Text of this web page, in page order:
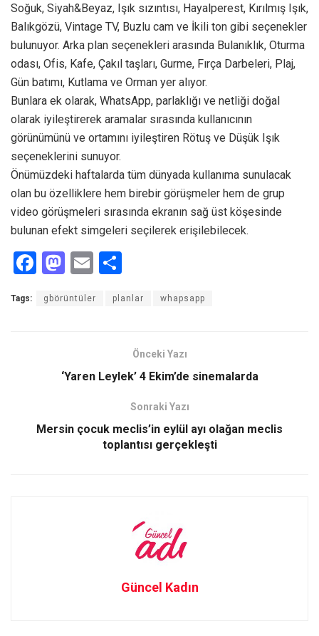
Soğuk, Siyah&Beyaz, Işık sızıntısı, Hayalperest, Kırılmış Işık,
Balıkgözü, Vintage TV, Buzlu cam ve İkili ton gibi seçenekler
bulunuyor. Arka plan seçenekleri arasında Bulanıklık, Oturma
odası, Ofis, Kafe, Çakıl taşları, Gurme, Fırça Darbeleri, Plaj,
Gün batımı, Kutlama ve Orman yer alıyor.
Bunlara ek olarak, WhatsApp, parlaklığı ve netliği doğal
olarak iyileştirerek aramalar sırasında kullanıcının
görünümünü ve ortamını iyileştiren Rötuş ve Düşük Işık
seçeneklerini sunuyor.
Önümüzdeki haftalarda tüm dünyada kullanıma sunulacak
olan bu özelliklere hem birebir görüşmeler hem de grup
video görüşmeleri sırasında ekranın sağ üst köşesinde
bulunan efekt simgeleri seçilerek erişilebilecek.
F
ce
M
st
o
E
ail ar
Tags: gbörüntüler planlar whapsapp
Önceki Yazı
‘Yaren Leylek’ 4 Ekim’de sinemalarda
Sonraki Yazı
Mersin çocuk meclis’in eylül ayı olağan meclis
toplantısı gerçekleşti
Güncel Kadın